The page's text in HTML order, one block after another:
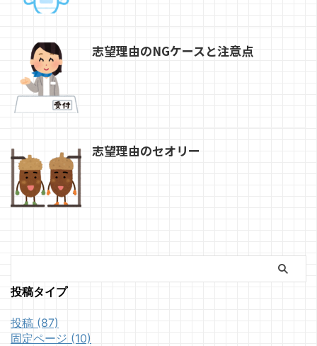
志望理由のNGケースと注意点
志望理由のセオリー
投稿タイプ
投稿 (87)
固定ページ (10)